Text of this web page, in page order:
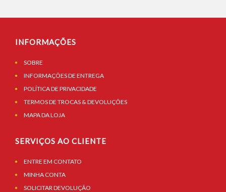
INFORMAÇÕES
SOBRE
INFORMAÇÕES DE ENTREGA
POLÍTICA DE PRIVACIDADE
TERMOS DE TROCAS & DEVOLUÇÕES
MAPA DA LOJA
SERVIÇOS AO CLIENTE
ENTRE EM CONTATO
MINHA CONTA
SOLICITAR DEVOLUÇÃO